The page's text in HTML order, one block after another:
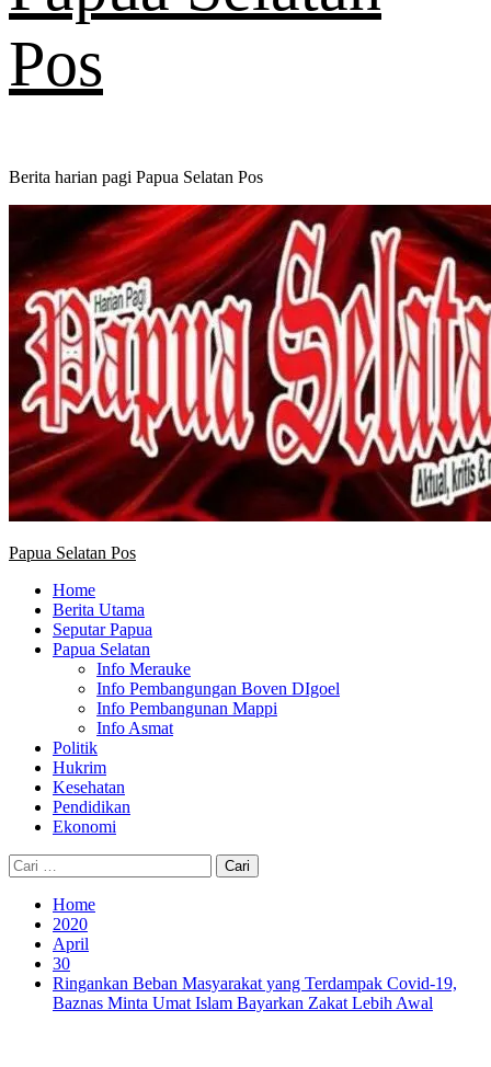
Pos
Berita harian pagi Papua Selatan Pos
Primary
Papua Selatan Pos
Home
Berita Utama
Seputar Papua
Papua Selatan
Info Merauke
Info Pembangungan Boven DIgoel
Info Pembangunan Mappi
Info Asmat
Politik
Hukrim
Kesehatan
Pendidikan
Ekonomi
Cari
untuk:
Home
2020
April
30
Ringankan Beban Masyarakat yang Terdampak Covid-19,
Baznas Minta Umat Islam Bayarkan Zakat Lebih Awal